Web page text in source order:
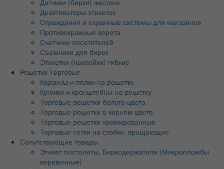
Деактиваторы этикеток
Ограждения и охранные системы для магазинов
Противокражные ворота
Счетчики посетителей
Съемники для бирок
Этикетки (наклейки) гибкие
Решетки Торговые
Корзины и полки на решетку
Крючки и кронштейны на решетку
Торговые решетки белого цвета
Торговые решетки в черном цвете
Торговые решетки хромированные
Торговые сетки на стойке, вращающие
Сопутствующие товары
Этикет пистолеты, Биркодержатели (Микропломбы
веревочные)